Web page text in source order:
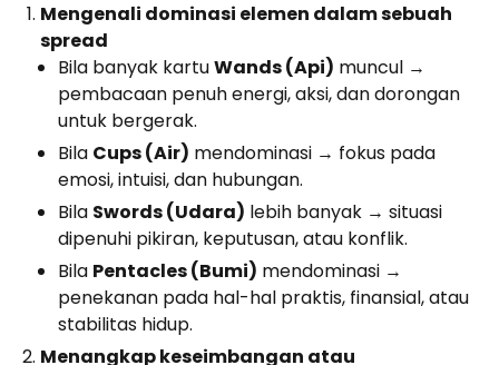
Mengenali dominasi elemen dalam sebuah
spread
Bila banyak kartuWands (Api) muncul →
pembacaan penuh energi, aksi, dan dorongan
untuk bergerak.
Bila Cups (Air) mendominasi → fokus pada
emosi, intuisi, dan hubungan.
Bila Swords (Udara) lebih banyak → situasi
dipenuhi pikiran, keputusan, atau konflik.
Bila Pentacles (Bumi) mendominasi →
penekanan pada hal-hal praktis, finansial, atau
stabilitas hidup.
Menangkap keseimbangan atau